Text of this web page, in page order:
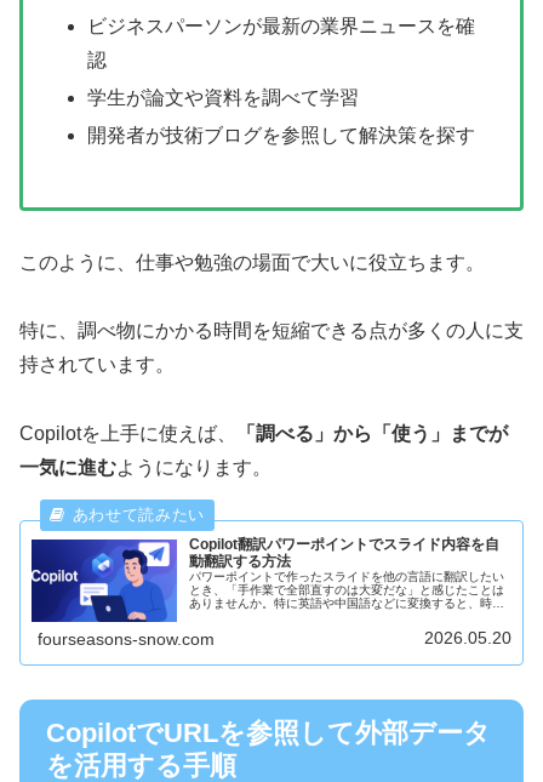
ビジネスパーソンが最新の業界ニュースを確
認
学生が論文や資料を調べて学習
開発者が技術ブログを参照して解決策を探す
このように、仕事や勉強の場面で大いに役立ちます。
特に、調べ物にかかる時間を短縮できる点が多くの人に支
持されています。
Copilotを上手に使えば、
「調べる」から「使う」までが
一気に進むようになります。
Copilot翻訳パワーポイントでスライド内容を自
動翻訳する方法
パワーポイントで作ったスライドを他の言語に翻訳したい
とき、「手作業で全部直すのは大変だな」と感じたことは
ありませんか。特に英語や中国語などに変換すると、時間
fourseasons-snow.com 2026.05.20
CopilotでURLを参照して外部データ
を活用する手順